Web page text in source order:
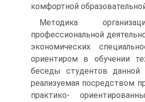
комфортной
Методика
профессиональной
экономических
ориентиром в обучении
беседы студентов данной
реализуемая посредством
практико-